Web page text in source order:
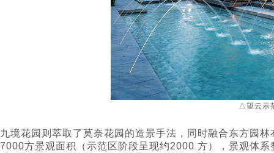
△望云示
九境花园则萃取了莫奈花园的造景手法，同时融合东方园
7000方景观面积（示范区阶段呈现约2000 方），景观体